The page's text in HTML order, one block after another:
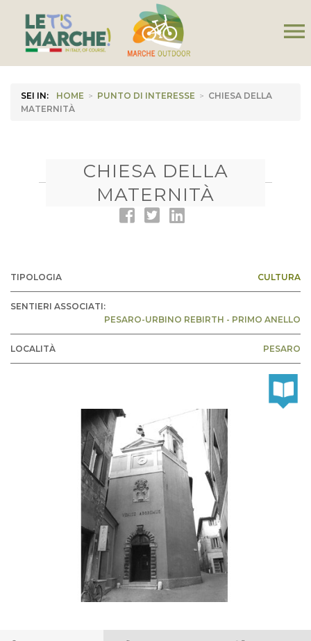
menu
SEI IN: HOME > PUNTO DI INTERESSE > CHIESA DELLA
MATERNITÀ
CHIESA DELLA
MATERNITÀ
TIPOLOGIA CULTURA
SENTIERI ASSOCIATI:
PESARO-URBINO REBIRTH - PRIMO ANELLO
LOCALITÀ PESARO